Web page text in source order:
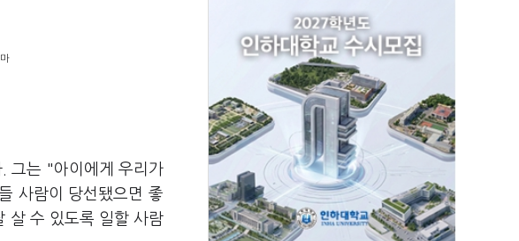
그는 "아이에게 우리가
사람이 당선됐으면 좋
살 수 있도록 일할 사람